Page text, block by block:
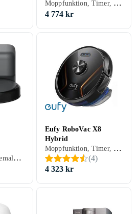
Moppfunktion, Timer, Röststyrning, Fjärrkontroll, Trappsensor, Automatisk dockning, Virtuella väggar, Anpassad för husdjur, Appstyrning, Stöder kantrengöring, Automatisk mopptorkning, Dockningsstation, 180 min, 65 dB, Självtömmande
4 774 kr
Röststyrning, Schemaläggning, Trappsensor, Automatisk dockning, Virtuella väggar, Anpassad för husdjur, Appstyrning, Stöder kantrengöring, Brusreducering / Tyst läge, Automatisk mopptorkning, Dockningsstation, 120 min, 51 dB, Självtömmande
Eufy RoboVac X8
Hybrid
Moppfunktion, Timer, Röststyrning, Fjärrkontroll, Automatisk dockning, Virtuella väggar, Anpassad för husdjur, Display, Appstyrning, 180 min, 66 dB, Självtömmande
(4)
4 323 kr